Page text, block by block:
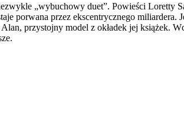
„wybuchowy duet”. Powieści Loretty
porwana przez ekscentrycznego
przystojny model z okładek jej książek.